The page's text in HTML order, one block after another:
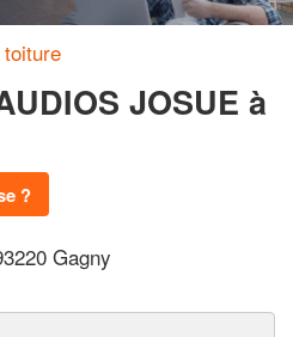
JOSUE à
?
Gagny